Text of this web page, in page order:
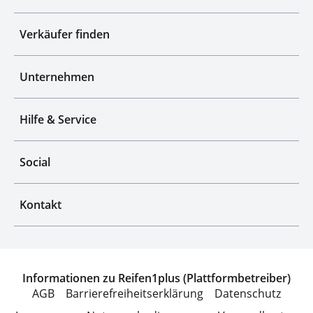
Verkäufer finden
Unternehmen
Hilfe & Service
Social
Kontakt
Informationen zu Reifen1plus (Plattformbetreiber)
AGB
Barrierefreiheitserklärung
Datenschutz